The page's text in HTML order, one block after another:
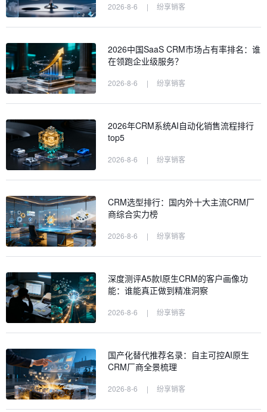
2026-8-6 | 纷享销客
2026中国SaaS CRM市场占有率排名：谁
在领跑企业级服务？
2026-8-6 | 纷享销客
2026年CRM系统AI自动化销售流程排行
top5
2026-8-6 | 纷享销客
CRM选型排行：国内外十大主流CRM厂
商综合实力榜
2026-8-6 | 纷享销客
深度测评A5款I原生CRM的客户画像功
能：谁能真正做到精准洞察
2026-8-6 | 纷享销客
国产化替代推荐名录：自主可控AI原生
CRM厂商全景梳理
2026-8-6 | 纷享销客